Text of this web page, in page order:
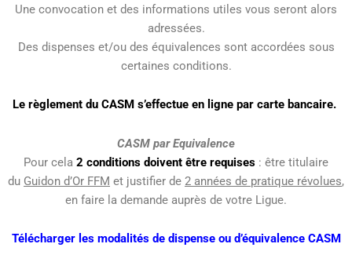
Une convocation et des informations utiles vous seront alors
adressées.
Des dispenses et/ou des équivalences sont accordées sous
certaines conditions.
Le règlement du CASM s’effectue en ligne par carte bancaire.
CASM par Equivalence
Pour cela 2 conditions doivent être requises : être titulaire
du Guidon d’Or FFM et justifier de 2 années de pratique révolues,
en faire la demande auprès de votre Ligue.
Télécharger les modalités de dispense ou d’équivalence CASM